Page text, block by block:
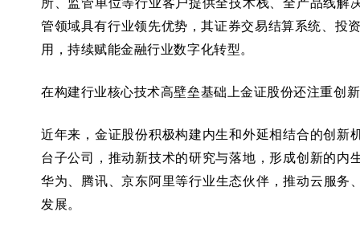
所、监管单位等行业客户提供全技术栈、全产品线
管领域具有行业领先优势，其证券交易结算系统、投
用，持续赋能金融行业数字化转型。
在构建行业核心技术高壁垒基础上金证股份还注重创
近年来，金证股份积极构建内生和外延相结合的创新
台子公司，推动新技术的研究与落地，形成创新的
华为、腾讯、京东阿里等行业生态伙伴，推动云服务
发展。